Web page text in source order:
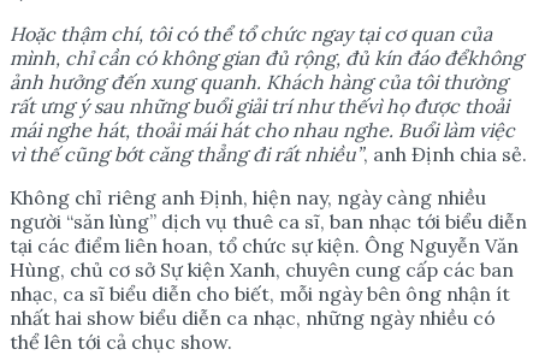
Hoặc thậm chí, tôi có thểtổchức ngay tại cơquan của
mình, chỉcần có không gian đủ rộng, đủ kín đáo đểkhông
ảnh hưởng đến xung quanh. Khách hàng của tôi thường
rất ưng ý sau những buổi giải trí nhưthếvì họđược thoải
mái nghe hát, thoải mái hát cho nhau nghe. Buổi làm việc
vì thếcũng bớt căng thẳng đi rất nhiều”, anh Định chia sẻ.
Không chỉ riêng anh Định, hiện nay, ngày càng nhiều
người “săn lùng” dịch vụ thuê ca sĩ, ban nhạc tới biểu diễn
tại các điểm liên hoan, tổ chức sự kiện. Ông Nguyễn Văn
Hùng, chủ cơ sở Sự kiện Xanh, chuyên cung cấp các ban
nhạc, ca sĩ biểu diễn cho biết, mỗi ngày bên ông nhận ít
nhất hai show biểu diễn ca nhạc, những ngày nhiều có
thể lên tới cả chục show.